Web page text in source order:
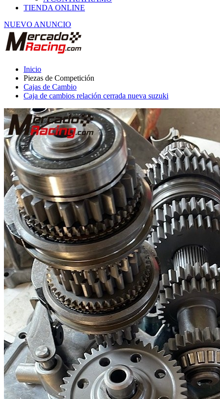
NUEVO ANUNCIO
Piezas de Competición
Cajas de Cambio
Caja de cambios relación cerrada nueva suzuki